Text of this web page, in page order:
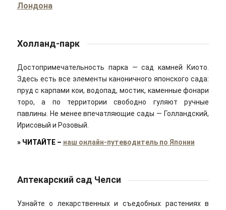
Лондона
Холланд-парк
Достопримечательность парка — сад камней Киото.
Здесь есть все элементы каноничного японского сада:
пруд с карпами кои, водопад, мостик, каменные фонари
торо, а по территории свободно гуляют ручные
павлины. Не менее впечатляющие сады — Голландский,
Ирисовый и Розовый.
» ЧИТАЙТЕ – наш онлайн-путеводитель по Японии
Аптекарский сад Челси
Узнайте о лекарственных и съедобных растениях в